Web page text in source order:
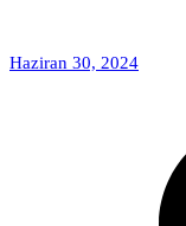
Haziran 30, 2024